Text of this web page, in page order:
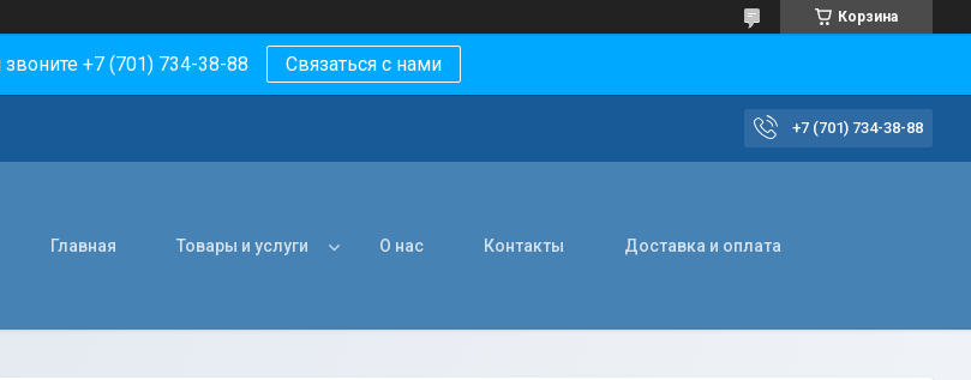
Корзина
+7 (701) 734-38-88 Связаться с нами
+7 (701) 734-38-88
Главная Товары и услуги О нас Контакты Доставка и оплата